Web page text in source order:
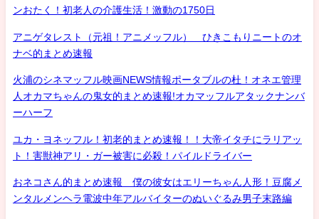
ンおたく！初老人の介護生活！激動の1750日
アニゲタレスト（元祖！アニメッフル） ひきこもりニートのオ
ナベ的まとめ速報
火浦のシネマッフル映画NEWS情報ポータブルの杜！オネエ管理
人オカマちゃんの鬼女的まとめ速報!オカマッフルアタックナンバ
ーハーフ
ユカ・ヨネッフル！初老的まとめ速報！！大帝イタチにラリアッ
ト！害獣神アリ・ガー被害に必殺！パイルドライバー
おネコさん的まとめ速報 僕の彼女はエリーちゃん人形！豆腐メ
ンタルメンヘラ電波中年アルバイターのぬいぐるみ男子末路編